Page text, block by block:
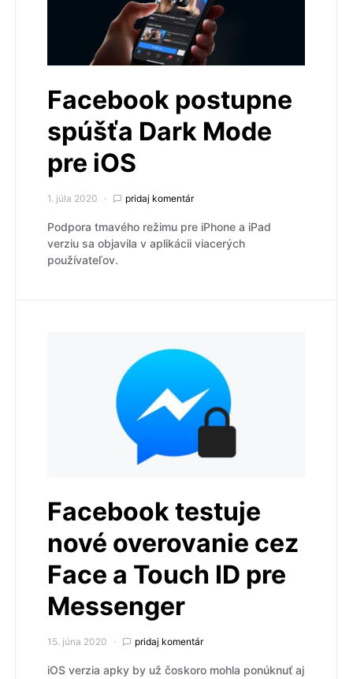
Facebook postupne
spúšťa Dark Mode
pre iOS
1. júla 2020 pridaj komentár
Podpora tmavého režimu pre iPhone a iPad
verziu sa objavila v aplikácii viacerých
používateľov.
Facebook testuje
nové overovanie cez
Face a Touch ID pre
Messenger
15. júna 2020 pridaj komentár
iOS verzia apky by už čoskoro mohla ponúknuť aj